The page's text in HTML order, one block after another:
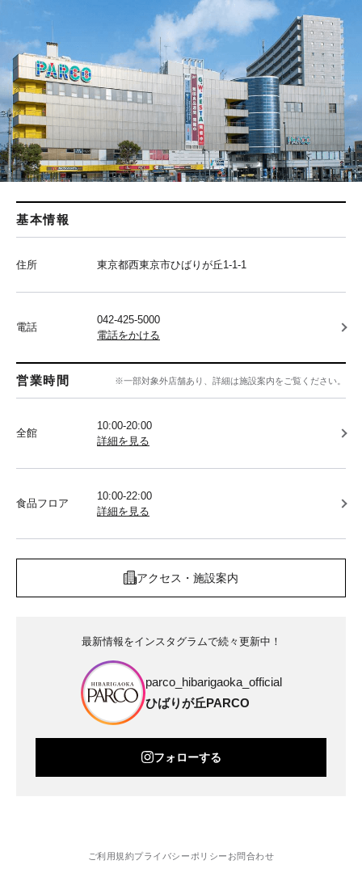
基本情報
住所 東京都西東京市ひばりが丘1-1-1
電話
042-425-5000
電話をかける
営業時間 ※一部対象外店舗あり、詳細は施設案内をご覧ください。
全館
10:00-20:00
詳細を見る
食品フロア
10:00-22:00
詳細を見る
アクセス・施設案内
最新情報をインスタグラムで続々更新中！
parco_hibarigaoka_official
ひばりが丘PARCO
フォローする
ご利用規約プライバシーポリシー お問合わせ